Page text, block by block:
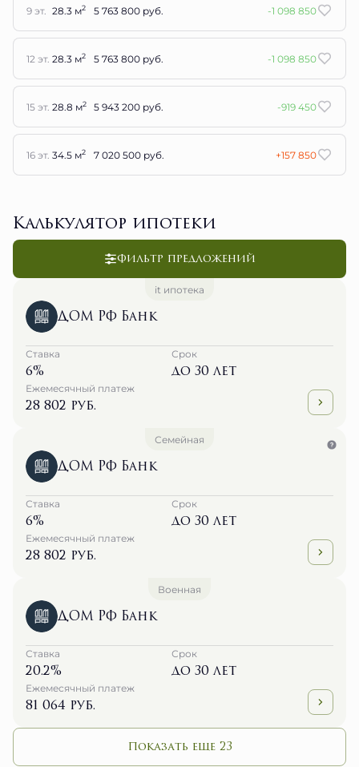
12 эт.28.3 м2 5 763 800 руб. -1 098 850
15 эт.28.8 м2 5 943 200 руб. -919 450
16 эт.34.5 м2 7 020 500 руб. +157 850
Фильтр предложений
it ипотека
ДОМ РФ Банк
Ставка
6% до 30 лет
Ежемесячный платеж
28 802 руб.
ДОМ РФ Банк
Ставка
6% до 30 лет
Ежемесячный платеж
28 802 руб.
Ставка
20.2% до 30 лет
Ежемесячный платеж
81 064 руб.